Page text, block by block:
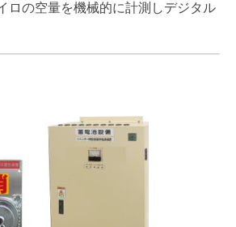
ロの空量を機械的に計測しデジタル